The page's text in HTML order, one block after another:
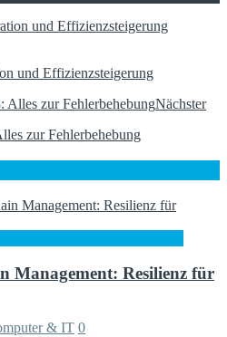
und Effizienzsteigerung
Nächster
zur Fehlerbehebung
Management: Resilienz für
& IT 0